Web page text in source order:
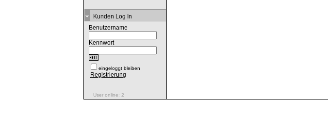
Kunden Log In
Benutzername
Kennwort
eingeloggt bleiben
Registrierung
User online: 2